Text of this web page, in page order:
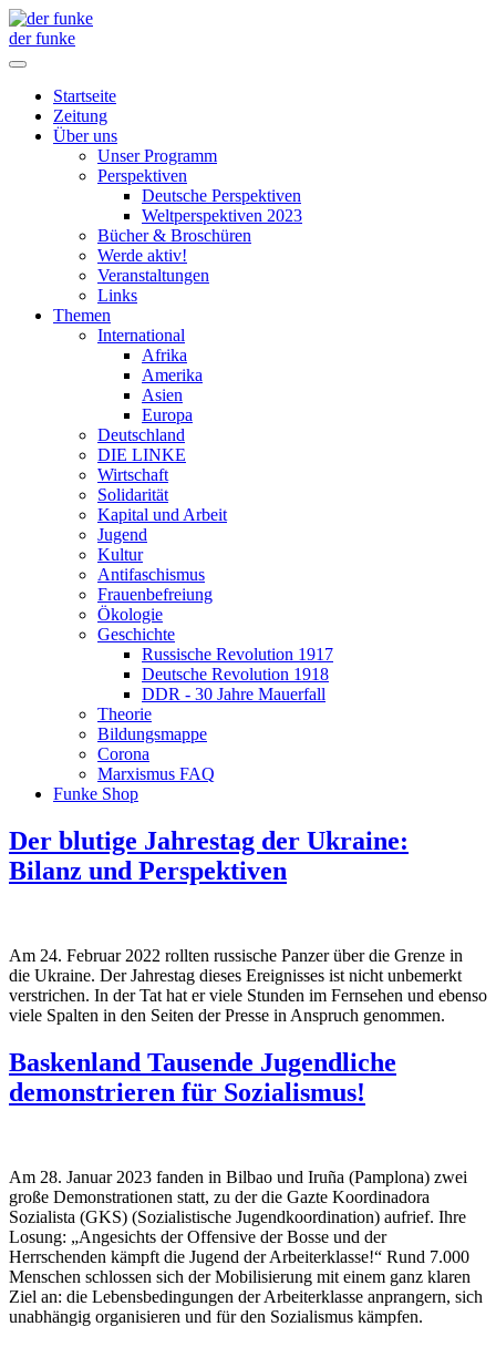
der funke
Startseite
Zeitung
Über uns
Unser Programm
Perspektiven
Deutsche Perspektiven
Weltperspektiven 2023
Bücher & Broschüren
Werde aktiv!
Veranstaltungen
Links
Themen
International
Afrika
Amerika
Asien
Europa
Deutschland
DIE LINKE
Wirtschaft
Solidarität
Kapital und Arbeit
Jugend
Kultur
Antifaschismus
Frauenbefreiung
Ökologie
Geschichte
Russische Revolution 1917
Deutsche Revolution 1918
DDR - 30 Jahre Mauerfall
Theorie
Bildungsmappe
Corona
Marxismus FAQ
Funke Shop
Der blutige Jahrestag der Ukraine:
Bilanz und Perspektiven
Am 24. Februar 2022 rollten russische Panzer über die Grenze in
die Ukraine. Der Jahrestag dieses Ereignisses ist nicht unbemerkt
verstrichen. In der Tat hat er viele Stunden im Fernsehen und ebenso
viele Spalten in den Seiten der Presse in Anspruch genommen.
Baskenland Tausende Jugendliche
demonstrieren für Sozialismus!
Am 28. Januar 2023 fanden in Bilbao und Iruña (Pamplona) zwei
große Demonstrationen statt, zu der die Gazte Koordinadora
Sozialista (GKS) (Sozialistische Jugendkoordination) aufrief. Ihre
Losung: „Angesichts der Offensive der Bosse und der
Herrschenden kämpft die Jugend der Arbeiterklasse!“ Rund 7.000
Menschen schlossen sich der Mobilisierung mit einem ganz klaren
Ziel an: die Lebensbedingungen der Arbeiterklasse anprangern, sich
unabhängig organisieren und für den Sozialismus kämpfen.